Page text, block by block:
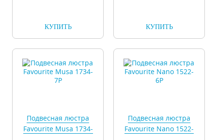
КУПИТЬ КУПИТЬ
Подвесная люстра
Favourite Musa 1734-
Подвесная люстра
Favourite Nano 1522-